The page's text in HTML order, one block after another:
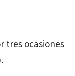
tres ocasiones